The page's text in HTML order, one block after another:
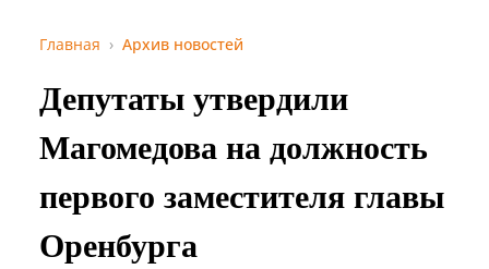
Главная Архив новостей
Депутаты утвердили
Магомедова на должность
первого заместителя главы
Оренбурга